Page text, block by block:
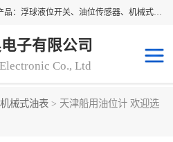
东莞市柏奥电子有限公司主要经营产品：浮球液位开关、油位传感器、机械式油表、浮球液位计、水位控制浮球阀、料位开关，水流开关、油水位控制配套仪表等。柏奥电子，您可信赖的合作伙伴
子有限公司
Co., Ltd
机械式油表 > 天津船用油位计 欢迎选